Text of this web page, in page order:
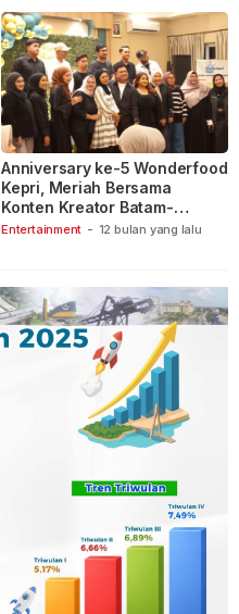
Entertainment - 12 bulan yang lalu
Anniversary ke-5 Wonderfood
Kepri, Meriah Bersama
Konten Kreator Batam-
Tanjungpinang